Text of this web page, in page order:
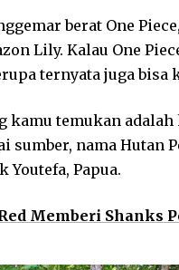
berat One
Lily. Kalau One
ternyata juga bisa
kamu temukan
sumber, nama Hutan
Youtefa, Papua.
Memberi Shanks